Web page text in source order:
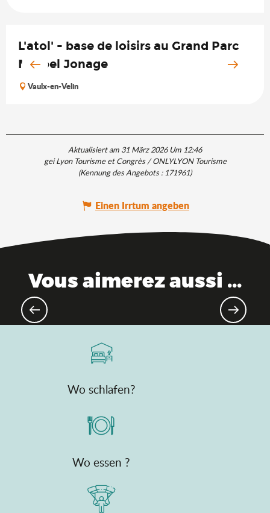
L'atol' - base de loisirs au Grand Parc
Miribel Jonage
Vaulx-en-Velin
Aktualisiert am 31 März 2026 Um 12:46
gei Lyon Tourisme et Congrès / ONLYLYON Tourisme
(Kennung des Angebots :171961)
Einen Irrtum angeben
Vous aimerez aussi ...
Wo schlafen?
Wo essen ?